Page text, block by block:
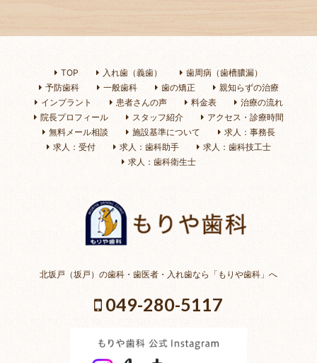
TOP 入れ歯（義歯）
歯周病（歯槽膿漏）
予防歯科
一般歯科 歯の矯正
親知らずの治療
インプラント
患者さんの声 料金表
治療の流れ
院長プロフィール
スタッフ紹介
アクセス・診療時間
無料メール相談
施設基準について
求人：事務長
求人：受付
求人：歯科助手
求人：歯科技工士
求人：歯科衛生士
北坂戸（坂戸）の歯科・歯医者・入れ歯なら「もりや歯科」へ
049-280-5117